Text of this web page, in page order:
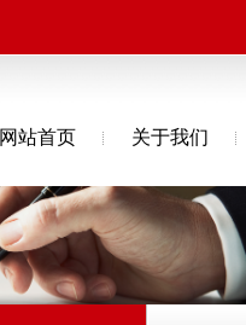
网站首页 关于我们